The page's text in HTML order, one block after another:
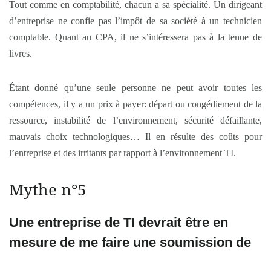
Tout comme en comptabilité, chacun a sa spécialité. Un dirigeant
d’entreprise ne confie pas l’impôt de sa société à un technicien
comptable. Quant au CPA, il ne s’intéressera pas à la tenue de
livres.
Étant donné qu’une seule personne ne peut avoir toutes les
compétences, il y a un prix à payer: départ ou congédiement de la
ressource, instabilité de l’environnement, sécurité défaillante,
mauvais choix technologiques… Il en résulte des coûts pour
l’entreprise et des irritants par rapport à l’environnement TI.
Mythe n°5
Une entreprise de TI devrait être en
mesure de me faire une soumission de